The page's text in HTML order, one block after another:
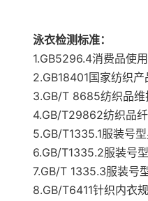
泳衣检测标准：
1.GB5296.4消费品使用
2.GB18401国家纺织产
3.GB/T 8685纺织品维
4.GB/T29862纺织品纤
5.GB/T1335.1服装号型
6.GB/T1335.2服装号
7.GB/T 1335.3服装号
8.GB/T6411针织内衣规